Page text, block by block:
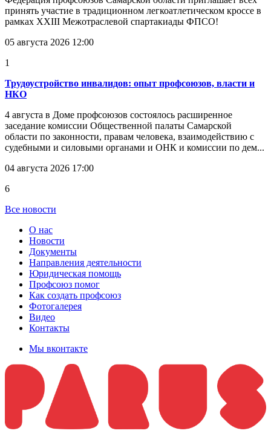
принять участие в традиционном легкоатлетическом кроссе в
рамках XXIII Межотраслевой спартакиады ФПСО!
05 августа 2026 12:00
1
Трудоустройство инвалидов: опыт профсоюзов, власти и
НКО
4 августа в Доме профсоюзов состоялось расширенное
заседание комиссии Общественной палаты Самарской
области по законности, правам человека, взаимодействию с
судебными и силовыми органами и ОНК и комиссии по дем...
04 августа 2026 17:00
6
Все новости
О нас
Новости
Документы
Направления деятельности
Юридическая помощь
Профсоюз помог
Как создать профсоюз
Фотогалерея
Видео
Контакты
Мы вконтакте